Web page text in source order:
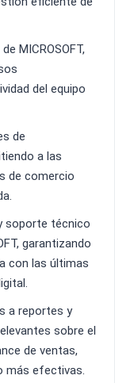
MICROSOFT,
del equipo
de
a las
de comercio
soporte técnico
garantizando
con las últimas
a reportes y
sobre el
de ventas,
más efectivas.